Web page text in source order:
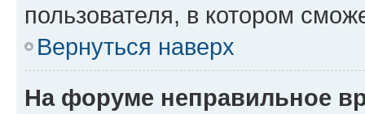
пользователя, в котором
Вернуться наверх
На форуме неправильное